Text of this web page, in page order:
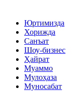
Юртимизда
Хорижда
Санъат
Шоу-бизнес
Ҳайрат
Муаммо
Мулоҳаза
Муносабат